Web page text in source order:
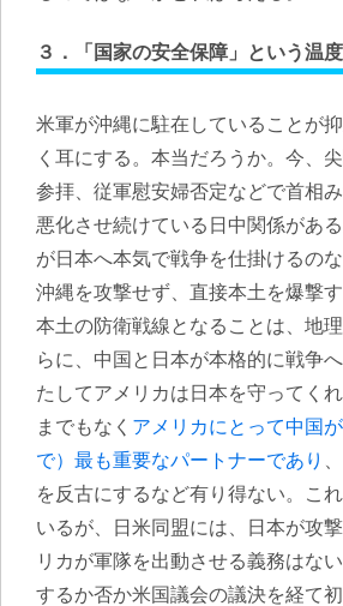
３．「国家の安全保障」という温
米軍が沖縄に駐在していることが
く耳にする。本当だろうか。今、
参拝、従軍慰安婦否定などで首相み
悪化させ続けている日中関係があ
が日本へ本気で戦争を仕掛けるの
沖縄を攻撃せず、直接本土を爆撃
本土の防衛戦線となることは、地
らに、中国と日本が本格的に戦争
たしてアメリカは日本を守ってく
までもなく アメリカにとって中国
で）最も重要なパートナーであり
を反古にするなど有り得ない。こ
いるが、日米同盟には、日本が攻
リカが軍隊を出動させる義務はな
するか否か米国議会の議決を経て